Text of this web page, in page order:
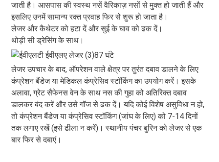
जाती है। आसपास की स्वस्थ नसें वैरिकाज़ नसों से मुक्त हो जाती हैं और
इसलिए उनमें सामान्य रक्त प्रवाह फिर से शुरू हो जाता है।
लेजर और कैथेटर को हटा दें और सुई के घाव को ढक दें।
थोड़ी सी ड्रेसिंग के साथ।
लेजर उपचार के बाद, ऑपरेशन वाले क्षेत्र पर तुरंत दबाव डालने के लिए
कंप्रेशन बैंडेज या मेडिकल कंप्रेसिव स्टॉकिंग का उपयोग करें। इसके
अलावा, ग्रेट सैफेनस वेन के साथ नस की गुहा को अतिरिक्त दबाव
डालकर बंद करें और उसे गॉज से ढक दें। यदि कोई विशेष असुविधा न हो,
तो कंप्रेशन बैंडेज या कंप्रेसिव स्टॉकिंग (जांघ के लिए) को 7-14 दिनों
तक लगाए रखें (इसे ढीला न करें)। स्थानीय पंचर बुरिन को लेजर से एक
बार फिर से दबाएं।